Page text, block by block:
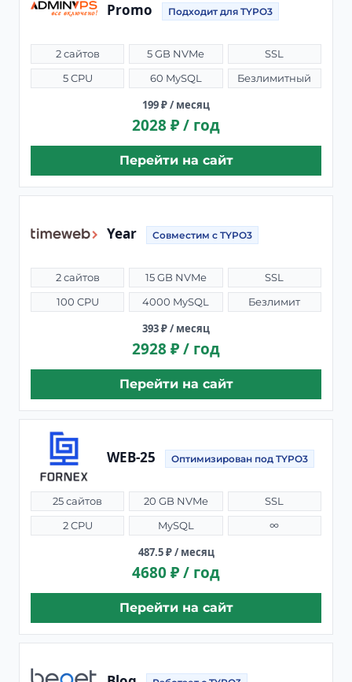
Promo Подходит для TYPO3
2 сайтов 5 GB NVMe
SSL
5 CPU
60 MySQL Безлимитный
199 ₽ / месяц
2028 ₽ / год
Перейти на сайт
Year Совместим с TYPO3
2 сайтов 15 GB NVMe
SSL
100 CPU
4000 MySQL Безлимит
393 ₽ / месяц
2928 ₽ / год
Перейти на сайт
WEB-25 Оптимизирован под TYPO3
25 сайтов 20 GB NVMe
SSL
2 CPU
MySQL ∞
487.5 ₽ / месяц
4680 ₽ / год
Перейти на сайт